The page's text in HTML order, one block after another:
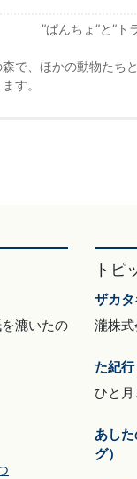
”ぱんちょ”と”ト
で、ほかの動物たち
す。
漉いたの
トピ
ザカタ
瀧株式
た紀行
ひと
あし
グ）